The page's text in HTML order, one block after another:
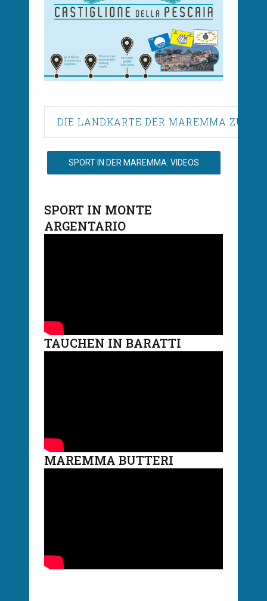
DIE LANDKARTE DER MAREMMA ZU
SPORT IN DER MAREMMA: VIDEOS
SPORT IN MONTE
ARGENTARIO
TAUCHEN IN BARATTI
MAREMMA BUTTERI